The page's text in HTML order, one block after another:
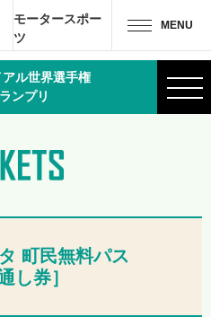
モータースポー
ツ
MENU
JP
ル世界選手権
ンプリ
町民無料パス
し券］